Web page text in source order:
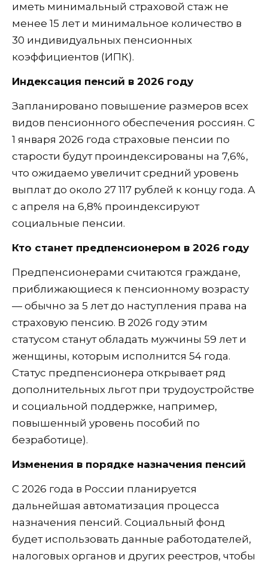
иметь минимальный страховой стаж не
менее 15 лет и минимальное количество в
30 индивидуальных пенсионных
коэффициентов (ИПК).
Индексация пенсий в 2026 году
Запланировано повышение размеров всех
видов пенсионного обеспечения россиян. С
1 января 2026 года страховые пенсии по
старости будут проиндексированы на 7,6%,
что ожидаемо увеличит средний уровень
выплат до около 27 117 рублей к концу года. А
с апреля на 6,8% проиндексируют
социальные пенсии.
Кто станет предпенсионером в 2026 году
Предпенсионерами считаются граждане,
приближающиеся к пенсионному возрасту
— обычно за 5 лет до наступления права на
страховую пенсию. В 2026 году этим
статусом станут обладать мужчины 59 лет и
женщины, которым исполнится 54 года.
Статус предпенсионера открывает ряд
дополнительных льгот при трудоустройстве
и социальной поддержке, например,
повышенный уровень пособий по
безработице).
Изменения в порядке назначения пенсий
С 2026 года в России планируется
дальнейшая автоматизация процесса
назначения пенсий. Социальный фонд
будет использовать данные работодателей,
налоговых органов и других реестров, чтобы